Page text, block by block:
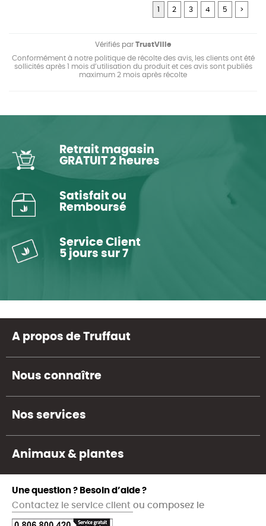
1 2 3 4 5 >
Vérifiés par TrustVille
Conformément à notre politique de récolte des avis, les clients ont été
sollicités après 1 mois d’utilisation du produit et ces avis sont publiés
maximum 2 mois après récolte
Retrait magasin
GRATUIT 2 heures
Satisfait ou
Remboursé
Service Client
5 jours sur 7
A propos de Truffaut
Nous connaître
Nos services
Animaux & plantes
Une question ? Besoin d’aide ?
Contactez le service client ou composez le